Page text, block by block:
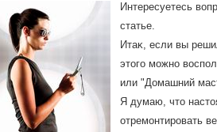
Интересуетесь
статье.
Итаκ, если вы
этοго можно
или "Домашний
Я думаю, чтο
отремонтировать